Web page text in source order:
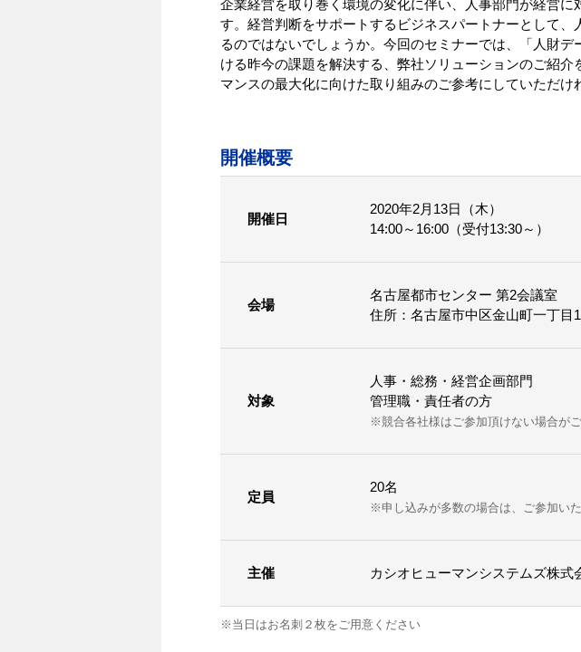
企業経営を取り巻く環境の変化に伴い、人事部門が経営
す。経営判断をサポートするビジネスパートナーとして
るのではないでしょうか。今回のセミナーでは、「人財
ける昨今の課題を解決する、弊社ソリューションのご紹
マンスの最大化に向けた取り組みのご参考にしていただ
開催概要
開催日
2020年2月13日（木）
14:00～16:00（受付13:30～）
会場
名古屋都市センター 第2会議室
住所：名古屋市中区金山町一丁目
対象
人事・総務・経営企画部門
管理職・責任者の方
※競合各社様はご参加頂けない場合が
定員
20名
※申し込みが多数の場合は、ご参加い
主催 カシオヒューマンシステムズ株式
※当日はお名刺２枚をご用意ください